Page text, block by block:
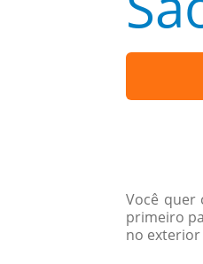
Você quer
primeiro
no exterior